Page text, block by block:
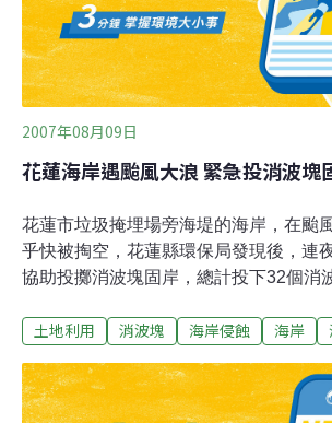
2007年08月09日
花蓮海岸遇颱風大浪 緊急投消波塊
花蓮市垃圾掩埋場旁海堤的海岸，在颱
乎快被掏空，花蓮縣環保局發現後，連
協助投擲消波塊固岸，總計投下32個消
再投入更多的消波塊。緊鄰海岸的花蓮
浪的侵蝕，海岸線不斷往陸地後退，而
的衝擊下，海岸遭大浪掏空的情形更加
土地利用 消波塊 海岸侵蝕 海岸